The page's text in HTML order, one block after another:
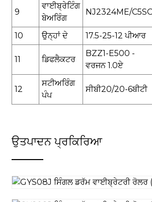
9
ਵਾਈਬ੍ਰੇਟਿੰਗ
ਬੇਅਰਿੰਗ
NJ2324ME/
10 ਉਨ੍ਹਾਂ ਦੇ 17.5-25-12 ਪੀਆਰ
11 ਡਿਫਲੈਕਟਰ
BZZ1-E500 -
ਵਰਜਨ 1.0ਏ
12
ਸਟੀਅਰਿੰਗ
ਪੰਪ
ਸੀਬੀ20/20-6ਬੀਟੀ
ਉਤਪਾਦਨ ਪ੍ਰਕਿਰਿਆ